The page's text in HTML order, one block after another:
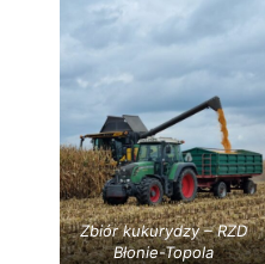
Zbiór kukurydzy – RZD
Błonie-Topola